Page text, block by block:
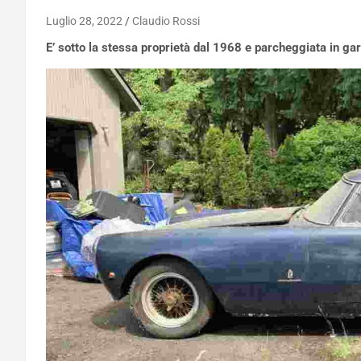
Luglio 28, 2022 Claudio Rossi
E’ sotto la stessa proprietà dal 1968 e parcheggiata in